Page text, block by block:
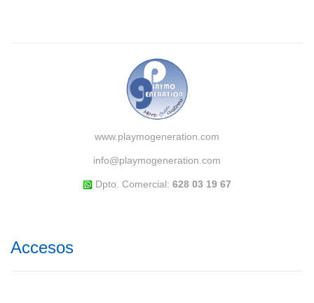
www.playmogeneration.com
info@playmogeneration.com
Dpto. Comercial: 628 03 19 67
Accesos